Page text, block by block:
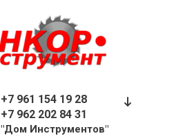
+7 961 154 19 28
+7 962 202 84 31
"Дом Инструментов"